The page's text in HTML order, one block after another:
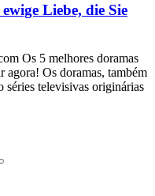
Liebe, die Sie
Os 5 melhores doramas
agora! Os doramas, também
séries televisivas originárias